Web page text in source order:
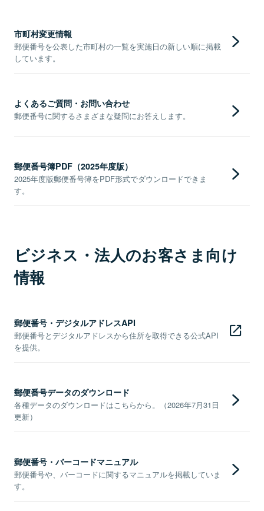
市町村変更情報
郵便番号を公表した市町村の一覧を実施日の新しい順に掲載
しています。
よくあるご質問・お問い合わせ
郵便番号に関するさまざまな疑問にお答えします。
郵便番号簿PDF（2025年度版）
2025年度版郵便番号簿をPDF形式でダウンロードできま
す。
ビジネス・法人のお客さま向け
情報
郵便番号・デジタルアドレスAPI
郵便番号とデジタルアドレスから住所を取得できる公式API
を提供。
郵便番号データのダウンロード
各種データのダウンロードはこちらから。（2026年7月31日
更新）
郵便番号・バーコードマニュアル
郵便番号や、バーコードに関するマニュアルを掲載していま
す。